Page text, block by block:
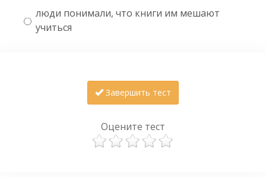
люди понимали, что книги им мешают
учиться
Завершить тест
Оцените тест